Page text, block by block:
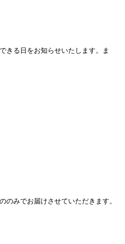
きる日をお知らせいたします。ま
みでお届けさせていただきます。